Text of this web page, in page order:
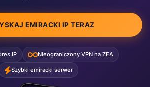
EMIRACKI IP TERAZ
IP Nieograniczony VPN na ZEA
Szybki emiracki serwer